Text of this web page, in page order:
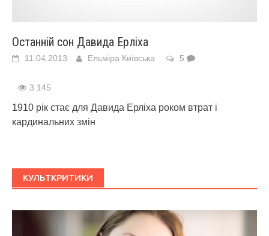
Останній сон Давида Ерліха
11.04.2013 Ельміра Київська 5
3 145
1910 рік стає для Давида Ерліха роком втрат і
кардинальних змін
КУЛЬТКРИТИКИ